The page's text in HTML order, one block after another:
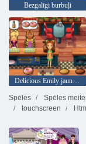
Bezgalīgi burbuļi
Spēles
Spēles
touchscreen